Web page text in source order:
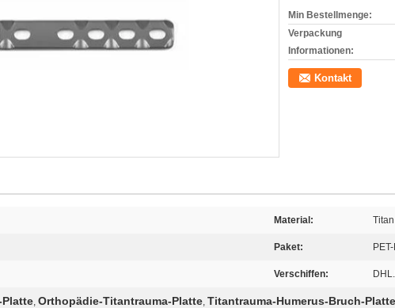
Min Bestellmenge:
Verpackung
Informationen:
Kontakt
Material: Titan
Paket:
Verschiffen:
, Orthopädie-Titantrauma-Platte, Titantrauma-Humerus-Bruch-Platte